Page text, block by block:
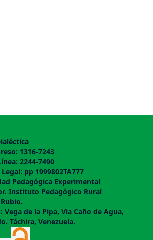
1316-7243
2244-7490
pp 1999802TA777
Pedagógica Experimental
Instituto Pedagógico Rural
Vega de la Pipa, Via Caño de Agua,
Táchira, Venezuela.